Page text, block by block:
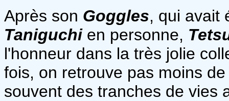
Après son Goggles, qui avait
Taniguchien personne,
l'honneur dans la très jolie
fois, on retrouve pas moins
souvent des tranches de vies